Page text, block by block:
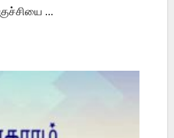
...